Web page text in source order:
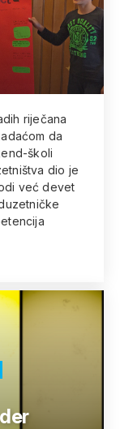
riječana
da
školi
dio je
već devet